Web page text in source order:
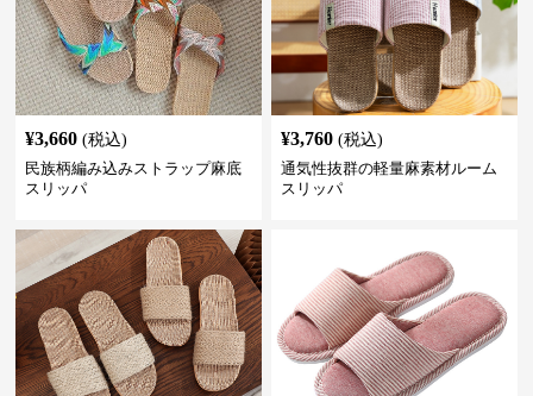
¥3,660 (税込)
民族柄編み込みストラップ麻底
スリッパ
¥3,760 (税込)
通気性抜群の軽量麻素材ルーム
スリッパ